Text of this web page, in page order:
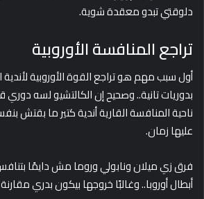
دلوقتي تبدو معقدة شوية.
تراجع المنافسة الأوروبية
أول سبب مهم هو تراجع القوة الأوروبية لأندية
بدوريات تانية.. وصحيح إن الكالتشيو لسه
ناحية المنافسة القارية أندية كتير ما بقتش
عليها زمان.
فرق زي ميلان ونابولي وروما مش دايمًا
أبطال أوروبا.. وغالبًا خروجها بيكون بدري مقارنة